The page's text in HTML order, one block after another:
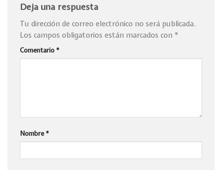
Deja una respuesta
Tu dirección de correo electrónico no será publicada.
Los campos obligatorios están marcados con *
Comentario *
Nombre *